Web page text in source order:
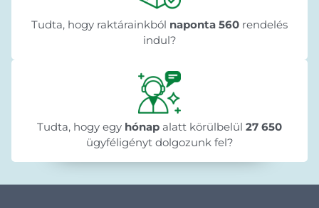
Tudta, hogy raktárainkból naponta 560 rendelés
indul?
Tudta, hogy egy hónap alatt körülbelül 27 650
ügyféligényt dolgozunk fel?